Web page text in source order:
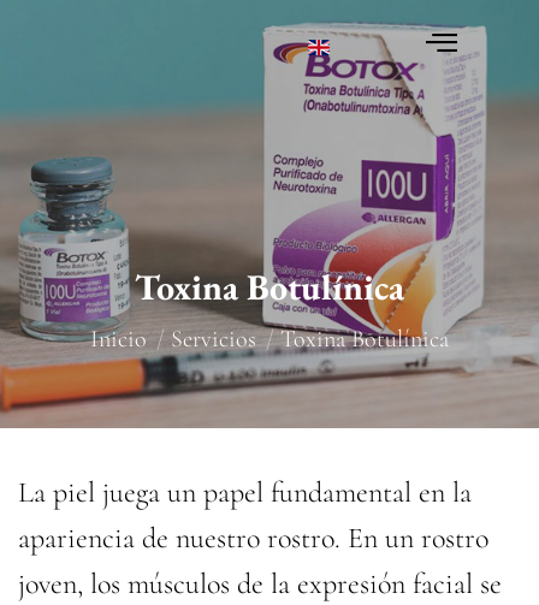
Toxina Botulínica
You are here:
Inicio Servicios Toxina Botulínica
La piel juega un papel fundamental en la
apariencia de nuestro rostro. En un rostro
joven, los músculos de la expresión facial se